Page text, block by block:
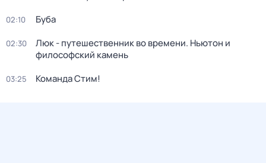
02:10 Буба
02:30
Люк - путешественник во времени. Ньютон и
философский камень
03:25 Команда Стим!